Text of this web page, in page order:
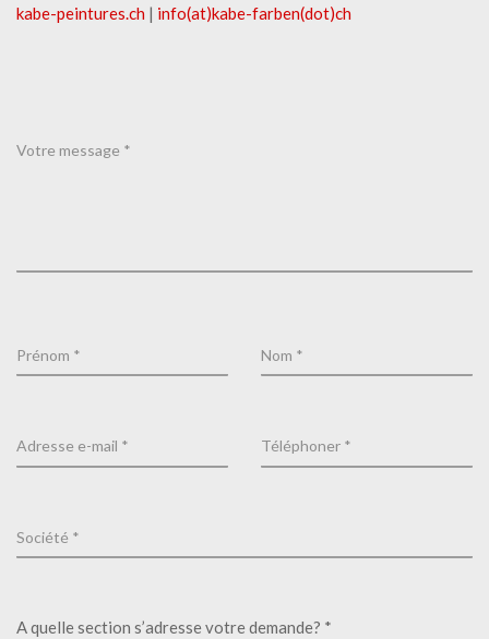
kabe-peintures.ch | info(at)kabe-​farben(dot)ch
A quelle section s’adresse votre demande? *